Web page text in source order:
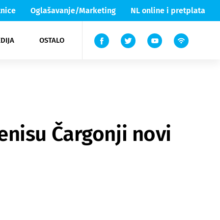
Oglašavanje/Marketing NL online i pretplata
OSTALO
Lika & Senj
TV
Čargonji novi